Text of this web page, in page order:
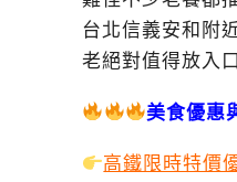
台北信義安和附
老絕對值得放入
美食優惠
高鐵限時特價